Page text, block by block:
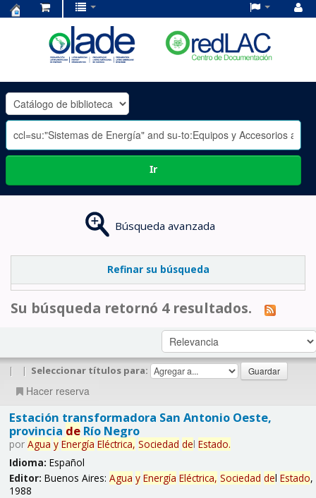
OLADE
-
Ir
Búsqueda avanzada
Refinar su búsqueda
Su búsqueda retornó 4 resultados.
| | Seleccionar títulos para:
Hacer reserva
Estación transformadora San Antonio Oeste,
provincia deRío Negro
por Agua y Energía Eléctrica, Sociedad del Estado.
Idioma: Español
Editor: Buenos Aires: Agua y Energía Eléctrica, Sociedad del Estado,
1988